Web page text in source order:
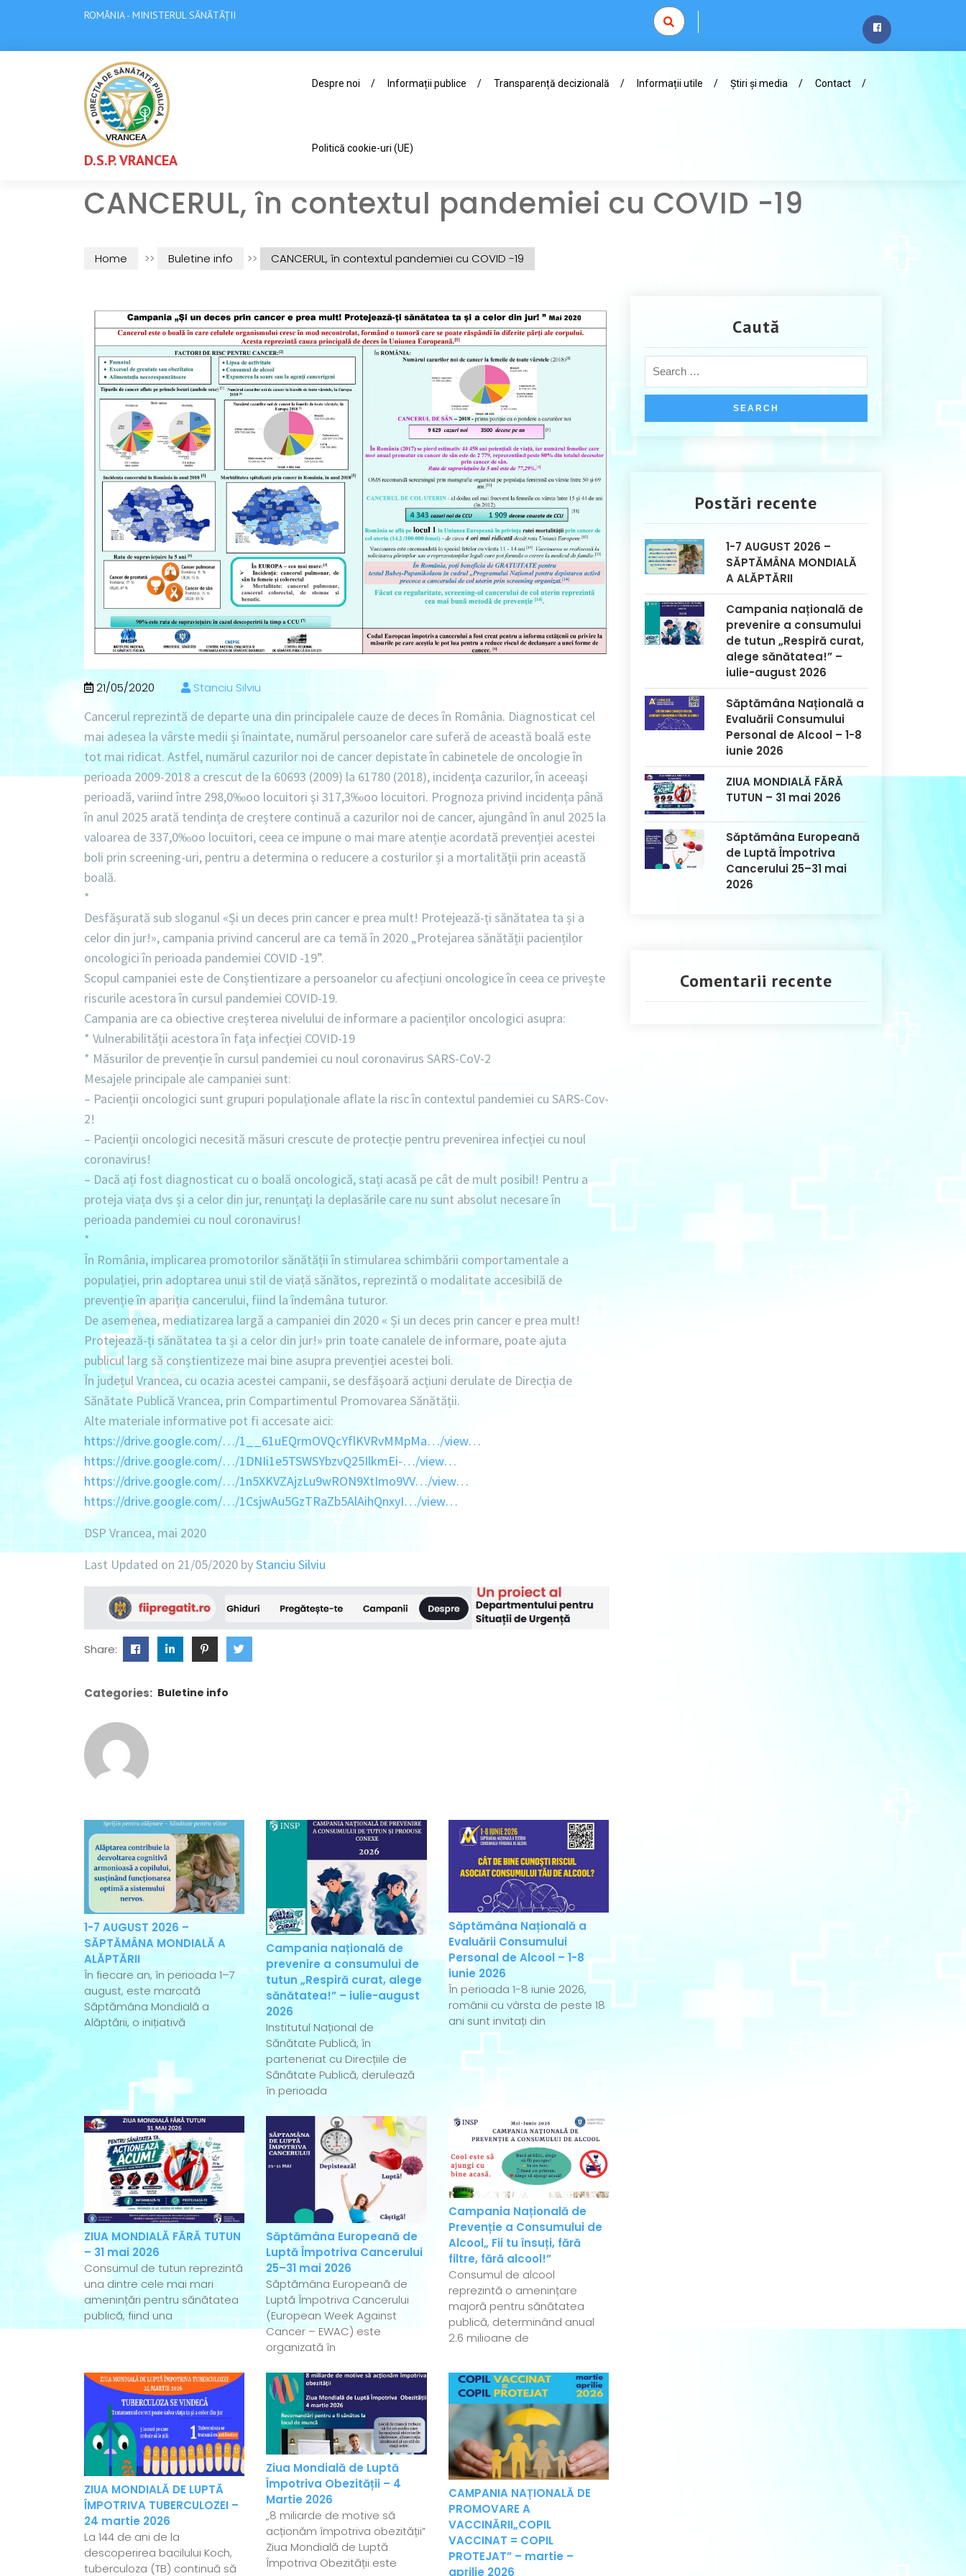
ROMÂNIA - MINISTERUL SĂNĂTĂȚII
D.S.P. VRANCEA
Despre noi Informații publice Transparență decizională Informații utile Știri și media Contact
Politică cookie-uri (UE)
CANCERUL, în contextul pandemiei cu COVID -19
Home >> Buletine info >> CANCERUL, în contextul pandemiei cu COVID -19
21/05/2020 Stanciu Silviu
Cancerul reprezintă de departe una din principalele cauze de deces în România. Diagnosticat cel
mai adesea la vârste medii și înaintate, numărul persoanelor care suferă de această boală este
tot mai ridicat. Astfel, numărul cazurilor noi de cancer depistate în cabinetele de oncologie în
perioada 2009-2018 a crescut de la 60693 (2009) la 61780 (2018), incidenţa cazurilor, în aceeaşi
perioadă, variind între 298,0‰oo locuitori şi 317,3‰oo locuitori. Prognoza privind incidența până
în anul 2025 arată tendința de creștere continuă a cazurilor noi de cancer, ajungând în anul 2025 la
valoarea de 337,0‰oo locuitori, ceea ce impune o mai mare atenție acordată prevenției acestei
boli prin screening-uri, pentru a determina o reducere a costurilor și a mortalității prin această
boală.
*
Desfășurată sub sloganul «Și un deces prin cancer e prea mult! Protejează-ți sănătatea ta și a
celor din jur!», campania privind cancerul are ca temă în 2020 „Protejarea sănătății pacienților
oncologici în perioada pandemiei COVID -19”.
Scopul campaniei este de Conștientizare a persoanelor cu afecțiuni oncologice în ceea ce privește
riscurile acestora în cursul pandemiei COVID-19.
Campania are ca obiective creșterea nivelului de informare a pacienților oncologici asupra:
* Vulnerabilității acestora în fața infecției COVID-19
* Măsurilor de prevenție în cursul pandemiei cu noul coronavirus SARS-CoV-2
Mesajele principale ale campaniei sunt:
– Pacienții oncologici sunt grupuri populaționale aflate la risc în contextul pandemiei cu SARS-Cov-
2!
– Pacienții oncologici necesită măsuri crescute de protecție pentru prevenirea infecției cu noul
coronavirus!
– Dacă ați fost diagnosticat cu o boală oncologică, stați acasă pe cât de mult posibil! Pentru a
proteja viața dvs și a celor din jur, renunțați la deplasările care nu sunt absolut necesare în
perioada pandemiei cu noul coronavirus!
*
În România, implicarea promotorilor sănătății în stimularea schimbării comportamentale a
populației, prin adoptarea unui stil de viață sănătos, reprezintă o modalitate accesibilă de
prevenție în apariția cancerului, fiind la îndemâna tuturor.
De asemenea, mediatizarea largă a campaniei din 2020 « Și un deces prin cancer e prea mult!
Protejează-ți sănătatea ta și a celor din jur!» prin toate canalele de informare, poate ajuta
publicul larg să conștientizeze mai bine asupra prevenției acestei boli.
În județul Vrancea, cu ocazia acestei campanii, se desfășoară acțiuni derulate de Direcția de
Sănătate Publică Vrancea, prin Compartimentul Promovarea Sănătății.
Alte materiale informative pot fi accesate aici:
https://drive.google.com/…/1__61uEQrmOVQcYflKVRvMMpMa…/view…
https://drive.google.com/…/1DNIi1e5TSWSYbzvQ25IlkmEi-…/view…
https://drive.google.com/…/1n5XKVZAjzLu9wRON9XtImo9VV…/view…
https://drive.google.com/…/1CsjwAu5GzTRaZb5AlAihQnxyI…/view…
DSP Vrancea, mai 2020
Last Updated on 21/05/2020 byStanciu Silviu
Share:
Categories: Buletine info
1-7 AUGUST 2026 –
SĂPTĂMÂNA MONDIALĂ A
ALĂPTĂRII
În fiecare an, în perioada 1–7
august, este marcată
Săptămâna Mondială a
Alăptării, o inițiativă
Campania națională de
prevenire a consumului de
tutun „Respiră curat, alege
sănătatea!” – iulie-august
2026
Institutul Național de
Sănătate Publică, în
parteneriat cu Direcțiile de
Sănătate Publică, derulează
în perioada
Săptămâna Națională a
Evaluării Consumului
Personal de Alcool – 1-8
iunie 2026
În perioada 1-8 iunie 2026,
românii cu vârsta de peste 18
ani sunt invitați din
ZIUA MONDIALĂ FĂRĂ TUTUN
– 31 mai 2026
Consumul de tutun reprezintă
una dintre cele mai mari
amenințări pentru sănătatea
publică, fiind una
Săptămâna Europeană de
Luptă Împotriva Cancerului
25–31 mai 2026
Săptămâna Europeană de
Luptă Împotriva Cancerului
(European Week Against
Cancer – EWAC) este
organizată în
Campania Națională de
Prevenție a Consumului de
Alcool„ Fii tu însuți, fără
filtre, fără alcool!”
Consumul de alcool
reprezintă o amenințare
majoră pentru sănătatea
publică, determinând anual
2.6 milioane de
ZIUA MONDIALĂ DE LUPTĂ
ÎMPOTRIVA TUBERCULOZEI –
24 martie 2026
La 144 de ani de la
descoperirea bacilului Koch,
tuberculoza (TB) continuă să
Ziua Mondială de Luptă
Împotriva Obezității – 4
Martie 2026
„8 miliarde de motive să
acționăm împotriva obezității”
Ziua Mondială de Luptă
Împotriva Obezității este
CAMPANIA NAȚIONALĂ DE
PROMOVARE A
VACCINĂRII„COPIL
VACCINAT = COPIL
PROTEJAT” – martie –
aprilie 2026
Caută
Postări recente
1-7 AUGUST 2026 –
SĂPTĂMÂNA MONDIALĂ
A ALĂPTĂRII
Campania națională de
prevenire a consumului
de tutun „Respiră curat,
alege sănătatea!” –
iulie-august 2026
Săptămâna Națională a
Evaluării Consumului
Personal de Alcool – 1-8
iunie 2026
ZIUA MONDIALĂ FĂRĂ
TUTUN – 31 mai 2026
Săptămâna Europeană
de Luptă Împotriva
Cancerului 25–31 mai
2026
Comentarii recente